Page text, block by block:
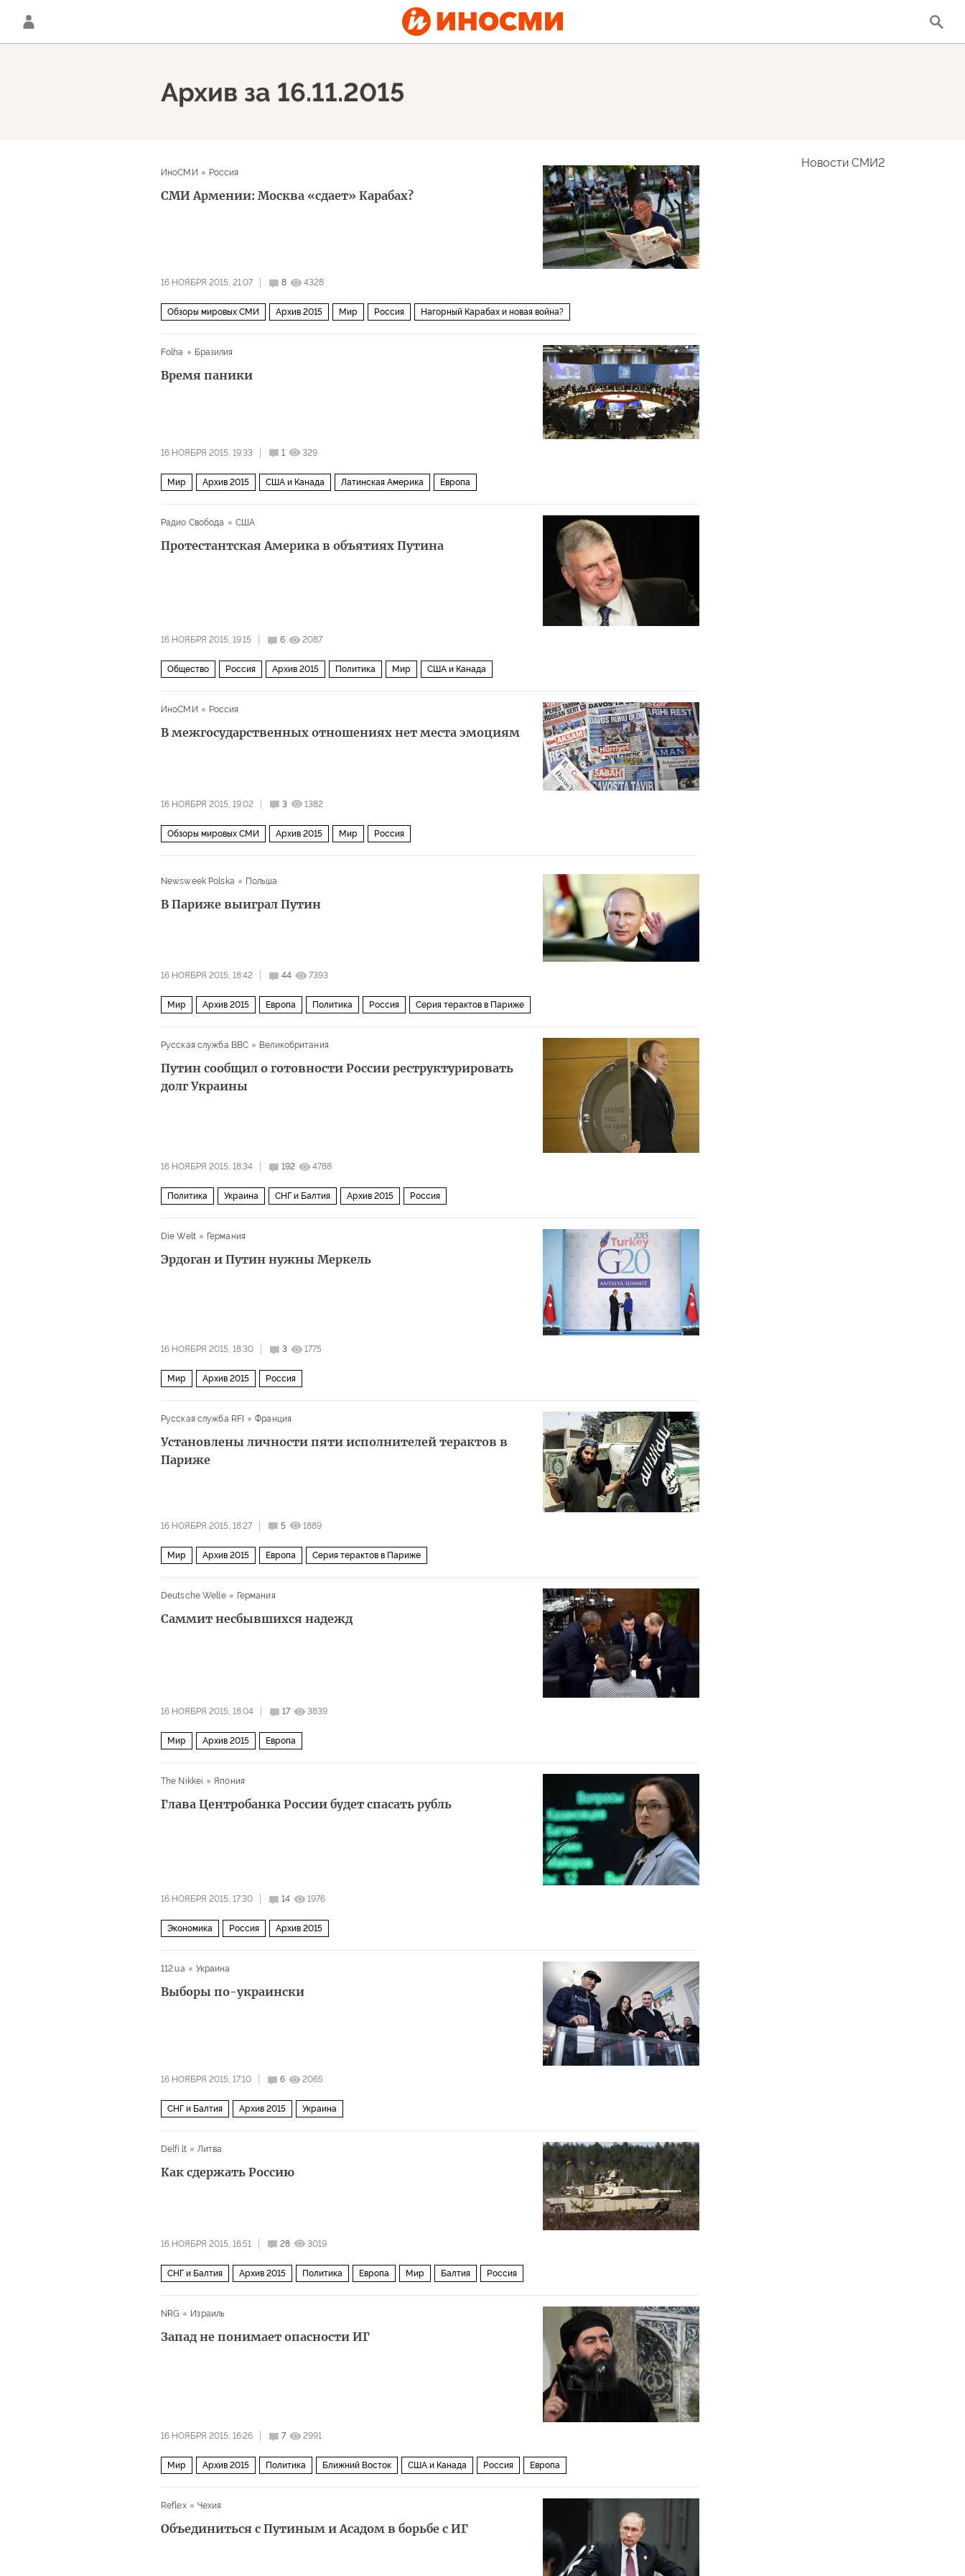
Архив за 16.11.2015
ИноСМИ Россия
СМИ Армении: Москва «сдает» Карабах?
16 НОЯБРЯ 2015, 21:07 8 4328
Обзоры мировых СМИ Архив 2015 Мир Россия Нагорный Карабах и новая война?
Folha Бразилия
Время паники
16 НОЯБРЯ 2015, 19:33 1 329
Мир Архив 2015 США и Канада Латинская Америка Европа
Радио Свобода США
Протестантская Америка в объятиях Путина
16 НОЯБРЯ 2015, 19:15 6 2087
Общество Россия Архив 2015 Политика Мир США и Канада
ИноСМИ Россия
В межгосударственных отношениях нет места эмоциям
16 НОЯБРЯ 2015, 19:02 3 1382
Обзоры мировых СМИ Архив 2015 Мир Россия
Newsweek Polska Польша
В Париже выиграл Путин
16 НОЯБРЯ 2015, 18:42 44 7393
Мир Архив 2015 Европа Политика Россия Серия терактов в Париже
Русская служба BBC Великобритания
Путин сообщил о готовности России реструктурировать
долг Украины
16 НОЯБРЯ 2015, 18:34 192 4788
Политика Украина СНГ и Балтия Архив 2015 Россия
Die Welt Германия
Эрдоган и Путин нужны Меркель
16 НОЯБРЯ 2015, 18:30 3 1775
Мир Архив 2015 Россия
Русская служба RFI Франция
Установлены личности пяти исполнителей терактов в
Париже
16 НОЯБРЯ 2015, 18:27 5 1889
Мир Архив 2015 Европа Серия терактов в Париже
Deutsche Welle Германия
Саммит несбывшихся надежд
16 НОЯБРЯ 2015, 18:04 17 3839
Мир Архив 2015 Европа
The Nikkei Япония
Глава Центробанка России будет спасать рубль
16 НОЯБРЯ 2015, 17:30 14 1976
Экономика Россия Архив 2015
112.ua Украина
Выборы по-украински
16 НОЯБРЯ 2015, 17:10 6 2065
СНГ и Балтия Архив 2015 Украина
Delfi.lt Литва
Как сдержать Россию
16 НОЯБРЯ 2015, 16:51 28 3019
СНГ и Балтия Архив 2015 Политика Европа Мир Балтия Россия
NRG Израиль
Запад не понимает опасности ИГ
16 НОЯБРЯ 2015, 16:26 7 2991
Мир Архив 2015 Политика Ближний Восток США и Канада Россия Европа
Reflex Чехия
Объединиться с Путиным и Асадом в борьбе с ИГ
Новости СМИ2